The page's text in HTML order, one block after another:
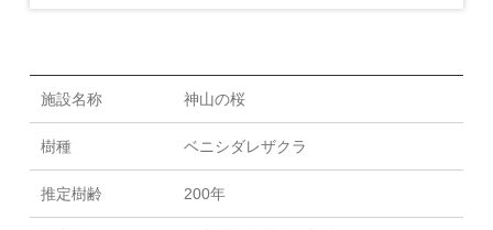
施設名称 神山の桜
樹種 ベニシダレザクラ
推定樹齢 200年